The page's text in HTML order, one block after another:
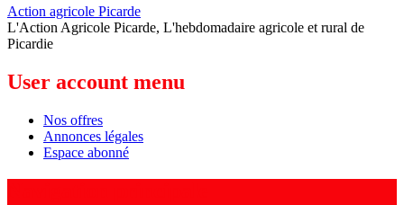
Action agricole Picarde
L'Action Agricole Picarde, L'hebdomadaire agricole et rural de
Picardie
User account menu
Nos offres
Annonces légales
Espace abonné